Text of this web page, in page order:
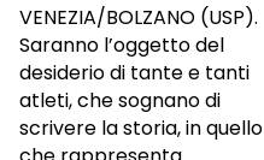
VENEZIA/BOLZANO (USP).
Saranno l’oggetto del
desiderio di tante e tanti
atleti, che sognano di
scrivere la storia, in quello